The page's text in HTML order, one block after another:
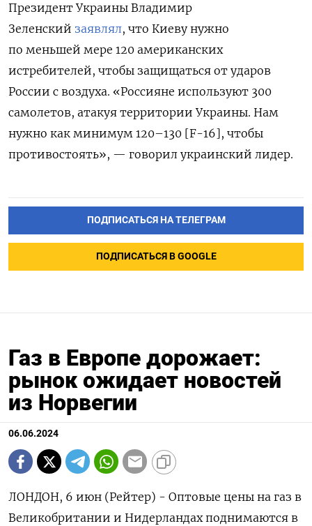
Президент Украины Владимир
Зеленский заявлял, что Киеву нужно
по меньшей мере 120 американских
истребителей, чтобы защищаться от ударов
России с воздуха. «Россияне используют 300
самолетов, атакуя территории Украины. Нам
нужно как минимум 120–130 [F-16], чтобы
противостоять», — говорил украинский лидер.
ПОДПИСАТЬСЯ НА ТЕЛЕГРАМ
ПОДПИСАТЬСЯ В GOOGLE
Газ в Европе дорожает:
рынок ожидает новостей
из Норвегии
06.06.2024
ЛОНДОН, 6 июн (Рейтер) - Оптовые цены на газ в
Великобритании и Нидерландах поднимаются в